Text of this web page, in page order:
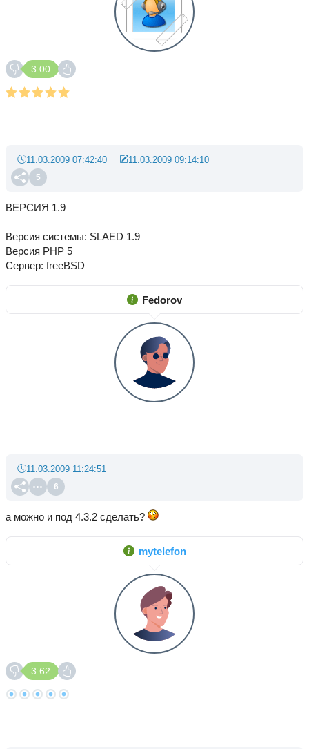
3.00
5
11.03.2009 07:42:40 11.03.2009 09:14:10
ВЕРСИЯ 1.9
Версия системы: SLAED 1.9
Версия PHP 5
Сервер: freeBSD
Fedorov
6
11.03.2009 11:24:51
а можно и под 4.3.2 сделать?
mytelefon
3.62